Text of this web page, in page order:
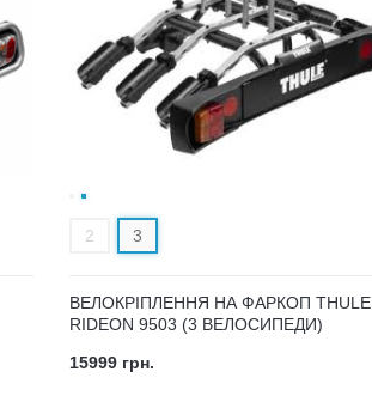
2 3
ВЕЛОКРІПЛЕННЯ НА ФАРКОП THULE
RIDEON 9503 (3 ВЕЛОСИПЕДИ)
15999 грн.